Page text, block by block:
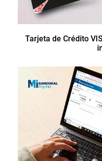
Tarjeta de Crédito